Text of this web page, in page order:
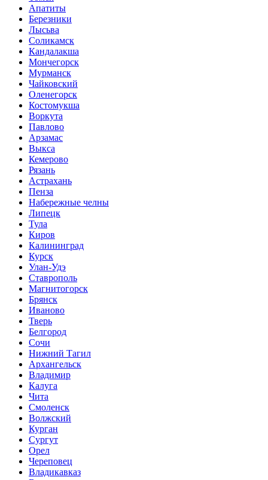
Апатиты
Березники
Лысьва
Соликамск
Кандалакша
Мончегорск
Мурманск
Чайковский
Оленегорск
Костомукша
Воркута
Павлово
Арзамас
Выкса
Кемерово
Рязань
Астрахань
Пенза
Набережные челны
Липецк
Тула
Киров
Калининград
Курск
Улан-Удэ
Ставрополь
Магнитогорск
Брянск
Иваново
Тверь
Белгород
Сочи
Нижний Тагил
Архангельск
Владимир
Калуга
Чита
Смоленск
Волжский
Курган
Сургут
Орел
Череповец
Владикавказ